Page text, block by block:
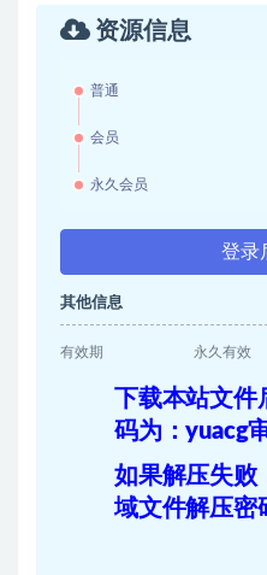
资源信息
普通
会员
永久会员
登录
其他信息
有效期 永久有效
下载本站文件
码为：yuacg
如果解压失败
域文件解压密